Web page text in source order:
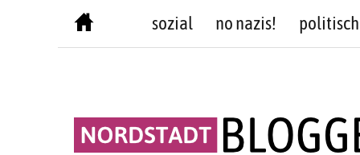
sozial no nazis! politisch